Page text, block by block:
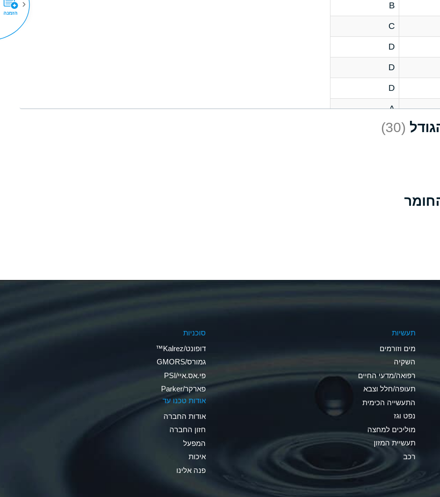
B
C
D
D
D
A
D
B
D
A
D
A
(30)
תעשיות
מים וזורמים
השקיה
רפואה/מדעי החיים
תעופה/חלל וצבא
התעשייה הכימית
נפט וגז
מוליכים למחצה
תעשיית המזון
רכב
סוכניות
דופונט/Kalrez™
גמורס/GMORS
פי.אס.איי/PSI
פארקר/Parker
אודות טכנו עד
אודות החברה
חזון החברה
המפעל
איכות
פנה אלינו
הזמנה